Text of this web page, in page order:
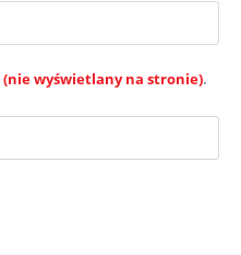
(nie wyświetlany na stronie).